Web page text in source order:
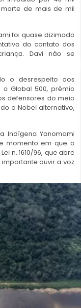
de mais de mil
foi quase dizimado
do contato dos
Davi não se
o desrespeito aos
Global 500, prêmio
defensores do meio
o Nobel alternativo,
Indígena Yanomami
momento em que o
n. 1610/96, que abre
ouvir a voz